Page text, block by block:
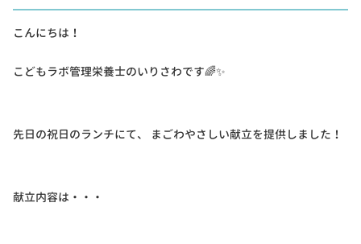
こんにちは！
こどもラボ管理栄養士のいりさわです🌈✨
先日の祝日のランチにて、 まごわやさしい献立を提供しました！
献立内容は・・・